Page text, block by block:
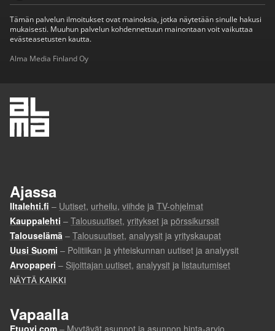
Tämän palvelun ilmoitukset ovat mainoksia, jotka näytetään sinulle hakusi
mukaisesti. Muuhun palvelun kohdennettuun mainontaan voit vaikuttaa
evästeasetusten kautta.
Alma Media Finland Oy